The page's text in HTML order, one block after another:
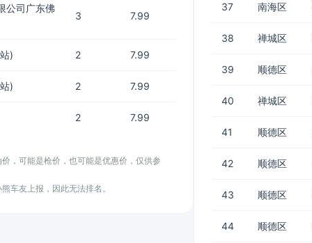
公司广东佛
3 7.99
) 2 7.99
) 2 7.99
2 7.99
，可能是枪价，也可能是优惠价，仅供参
车友上报，因此无法排名。
37 南海区
38 禅城区
39 顺德区
40 禅城区
41 顺德区
42 顺德区
43 顺德区
44 顺德区